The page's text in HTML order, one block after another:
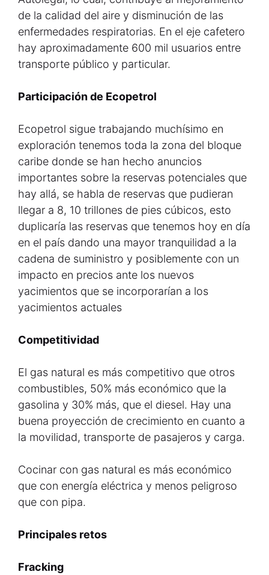
de la calidad del aire y disminución de las
enfermedades respiratorias. En el eje cafetero
hay aproximadamente 600 mil usuarios entre
transporte público y particular.
Participación de Ecopetrol
Ecopetrol sigue trabajando muchísimo en
exploración tenemos toda la zona del bloque
caribe donde se han hecho anuncios
importantes sobre la reservas potenciales que
hay allá, se habla de reservas que pudieran
llegar a 8, 10 trillones de pies cúbicos, esto
duplicaría las reservas que tenemos hoy en día
en el país dando una mayor tranquilidad a la
cadena de suministro y posiblemente con un
impacto en precios ante los nuevos
yacimientos que se incorporarían a los
yacimientos actuales
Competitividad
El gas natural es más competitivo que otros
combustibles, 50% más económico que la
gasolina y 30% más, que el diesel. Hay una
buena proyección de crecimiento en cuanto a
la movilidad, transporte de pasajeros y carga.
Cocinar con gas natural es más económico
que con energía eléctrica y menos peligroso
que con pipa.
Principales retos
Fracking